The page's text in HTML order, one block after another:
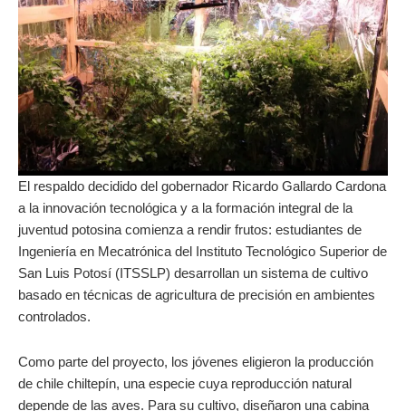
El respaldo decidido del gobernador Ricardo Gallardo Cardona
a la innovación tecnológica y a la formación integral de la
juventud potosina comienza a rendir frutos: estudiantes de
Ingeniería en Mecatrónica del Instituto Tecnológico Superior de
San Luis Potosí (ITSSLP) desarrollan un sistema de cultivo
basado en técnicas de agricultura de precisión en ambientes
controlados.
Como parte del proyecto, los jóvenes eligieron la producción
de chile chiltepín, una especie cuya reproducción natural
depende de las aves. Para su cultivo, diseñaron una cabina